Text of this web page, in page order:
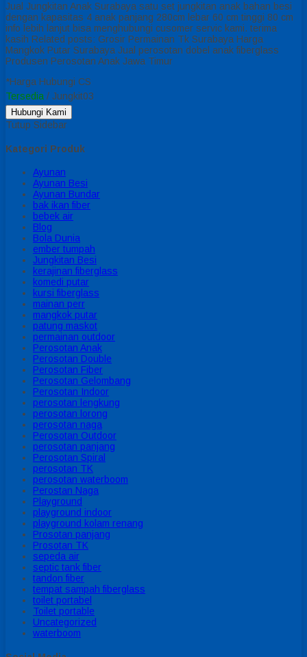
Jual Jungkitan Anak Surabaya satu set jungkitan anak bahan besi
dengan kapasitas 4 anak panjang 280cm lebar 60 cm tinggi 80 cm
info lebih lanjut bisa menghubungi cusomer servic kami. terima
kasih Related posts: Grosir Permainan Tk Surabaya Harga
Mangkok Putar Surabaya Jual perosotan dobel anak fiberglass
Produsen Perosotan Anak Jawa Timur
*Harga Hubungi CS
Tersedia / Jungkit03
Hubungi Kami
Tutup Sidebar
Kategori Produk
Ayunan
Ayunan Besi
Ayunan Bundar
bak ikan fiber
bebek air
Blog
Bola Dunia
ember tumpah
Jungkitan Besi
kerajinan fiberglass
komedi putar
kursi fiberglass
mainan perr
mangkok putar
patung maskot
permainan outdoor
Perosotan Anak
Perosotan Double
Perosotan Fiber
Perosotan Gelombang
Perosotan Indoor
perosotan lengkung
perosotan lorong
perosotan naga
Perosotan Outdoor
perosotan panjang
Perosotan Spiral
perosotan TK
perosotan waterboom
Perostan Naga
Playground
playground indoor
playground kolam renang
Prosotan panjang
Prosotan TK
sepeda air
septic tank fiber
tandon fiber
tempat sampah fiberglass
toilet portabel
Toilet portable
Uncategorized
waterboom